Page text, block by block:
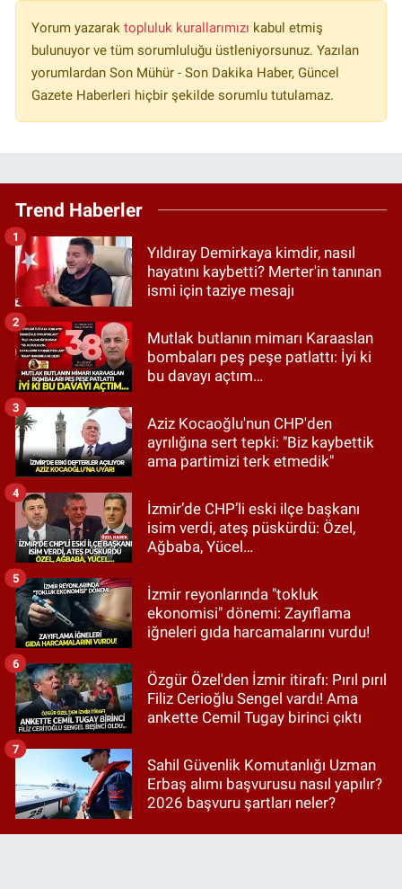
Yorum yazarak topluluk kurallarımızı kabul etmiş
bulunuyor ve tüm sorumluluğu üstleniyorsunuz. Yazılan
yorumlardan Son Mühür - Son Dakika Haber, Güncel
Gazete Haberleri hiçbir şekilde sorumlu tutulamaz.
Trend Haberler
Yıldıray Demirkaya kimdir, nasıl
hayatını kaybetti? Merter'in tanınan
ismi için taziye mesajı
1
Mutlak butlanın mimarı Karaaslan
bombaları peş peşe patlattı: İyi ki
bu davayı açtım…
2
Aziz Kocaoğlu'nun CHP'den
ayrılığına sert tepki: "Biz kaybettik
ama partimizi terk etmedik"
3
İzmir’de CHP’li eski ilçe başkanı
isim verdi, ateş püskürdü: Özel,
Ağbaba, Yücel…
4
İzmir reyonlarında "tokluk
ekonomisi" dönemi: Zayıflama
iğneleri gıda harcamalarını vurdu!
5
Özgür Özel'den İzmir itirafı: Pırıl pırıl
Filiz Cerioğlu Sengel vardı! Ama
ankette Cemil Tugay birinci çıktı
6
Sahil Güvenlik Komutanlığı Uzman
Erbaş alımı başvurusu nasıl yapılır?
2026 başvuru şartları neler?
7